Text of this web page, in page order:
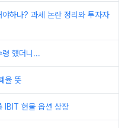
하나? 과세 논란 정리와 투자자
령 했더니...
율 뜻
IBIT 현물 옵션 상장